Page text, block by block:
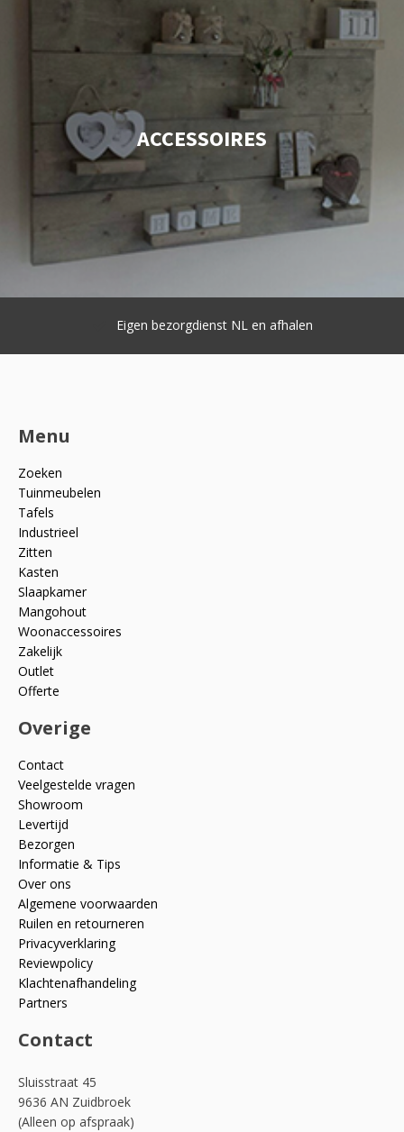
ACCESSOIRES
Eigen bezorgdienst NL en afhalen
Menu
Zoeken
Tuinmeubelen
Tafels
Industrieel
Zitten
Kasten
Slaapkamer
Mangohout
Woonaccessoires
Zakelijk
Outlet
Offerte
Overige
Contact
Veelgestelde vragen
Showroom
Levertijd
Bezorgen
Informatie & Tips
Over ons
Algemene voorwaarden
Ruilen en retourneren
Privacyverklaring
Reviewpolicy
Klachtenafhandeling
Partners
Contact
Sluisstraat 45
9636 AN Zuidbroek
(Alleen op afspraak)